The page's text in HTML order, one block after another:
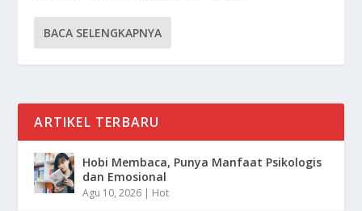
BACA SELENGKAPNYA
ARTIKEL TERBARU
Hobi Membaca, Punya Manfaat Psikologis
dan Emosional
Agu 10, 2026 | Hot